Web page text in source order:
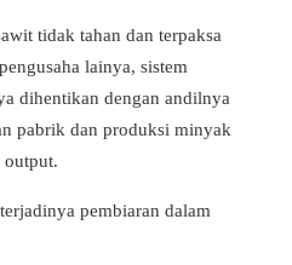
tidak tahan dan terpaksa
lainya, sistem
dihentikan dengan andilnya
pabrik dan produksi minyak
output.
pembiaran dalam